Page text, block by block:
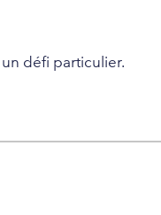
défi particulier.